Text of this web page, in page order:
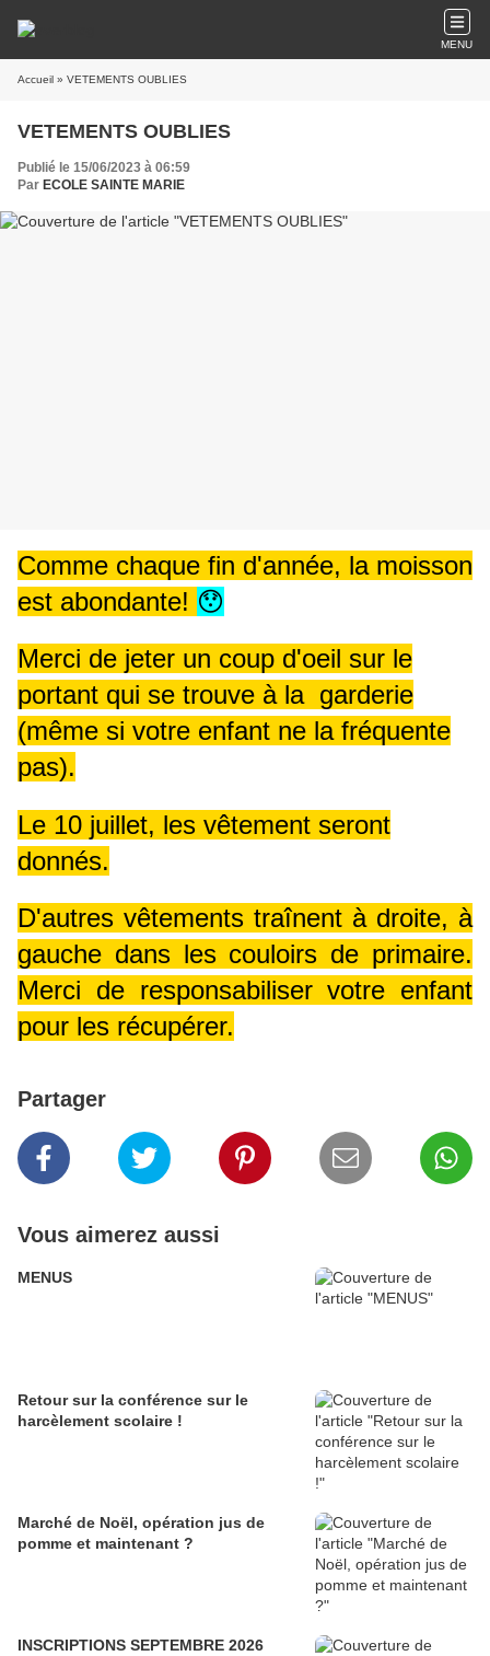
MENU
Accueil » VETEMENTS OUBLIES
VETEMENTS OUBLIES
Publié le 15/06/2023 à 06:59
Par ECOLE SAINTE MARIE
Comme chaque fin d'année, la moisson
est abondante! 😯
Merci de jeter un coup d'oeil sur le
portant qui se trouve à la garderie
(même si votre enfant ne la fréquente
pas).
Le 10 juillet, les vêtement seront
donnés.
D'autres vêtements traînent à droite, à
gauche dans lescouloirs de primaire.
Merci de responsabiliser votre enfant
pour les récupérer.
Partager
Vous aimerez aussi
MENUS
Retour sur la conférence sur le
harcèlement scolaire !
Marché de Noël, opération jus de
pomme et maintenant ?
INSCRIPTIONS SEPTEMBRE 2026